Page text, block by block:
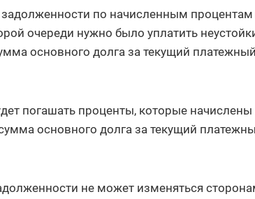
по начисленным процентам
очереди нужно было уплатить
основного долга за текущий платежный
погашать проценты, которые начислены
основного долга за текущий
не может изменяться